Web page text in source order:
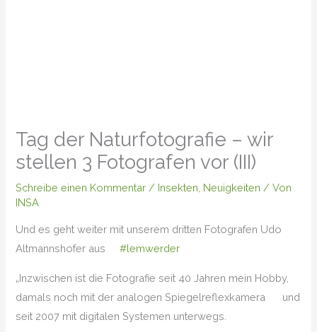
Tag der Naturfotografie – wir
stellen 3 Fotografen vor (III)
Schreibe einen Kommentar / Insekten Neuigkeiten / Von
INSA
Und es geht weiter mit unserem dritten Fotografen Udo
Altmannshofer aus
#lemwerder
„Inzwischen ist die Fotografie seit 40 Jahren mein Hobby,
damals noch mit der analogen Spiegelreflexkamera
und
seit 2007 mit digitalen Systemen unterwegs.